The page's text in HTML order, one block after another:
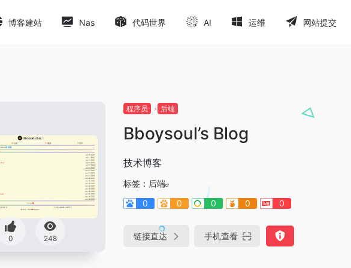
博客建站 Nas 代码世界 AI 运维 网站提交
0 248
程序员 后端
Bboysoul’s Blog
技术博客
标签： 后端
0
0 0 0 0
链接直达 手机查看